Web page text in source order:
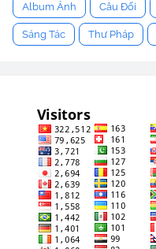
Album Ảnh Câu Đối
Sáng Tác Thư Pháp